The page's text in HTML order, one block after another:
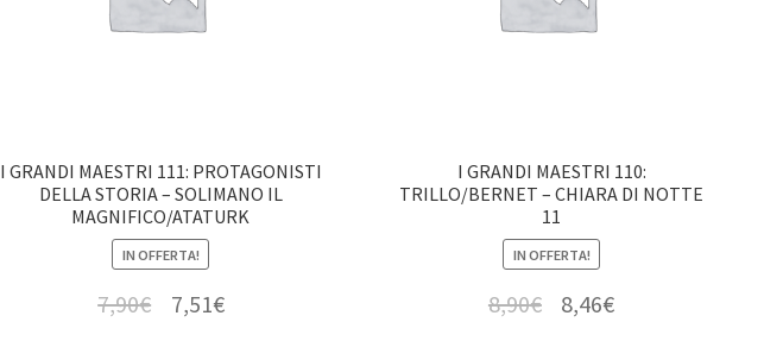
I GRANDI MAESTRI 111: PROTAGONISTI
DELLA STORIA – SOLIMANO IL
MAGNIFICO/ATATURK
IN OFFERTA!
7,90€ 7,51€
I GRANDI MAESTRI 110:
TRILLO/BERNET – CHIARA DI NOTTE
11
IN OFFERTA!
8,90€ 8,46€